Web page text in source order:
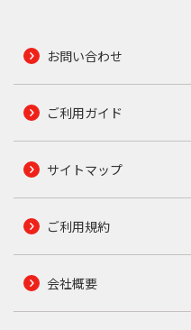
お問い合わせ
ご利用ガイド
サイトマップ
ご利用規約
会社概要